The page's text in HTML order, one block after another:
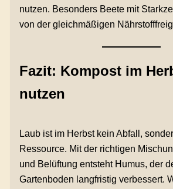
nutzen. Besonders Beete mit
von der gleichmäßigen
Fazit: Kompost im
nutzen
Laub ist im Herbst kein Abfall,
Ressource. Mit der richtigen
und Belüftung entsteht Humus, der
Gartenboden langfristig verbessert.